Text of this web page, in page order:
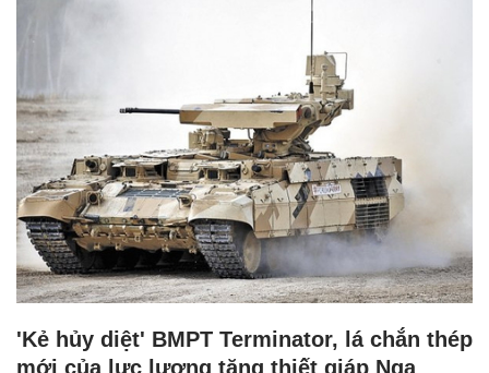
'Kẻ hủy diệt' BMPT Terminator, lá chắn thép
mới của lực lượng tăng thiết giáp Nga